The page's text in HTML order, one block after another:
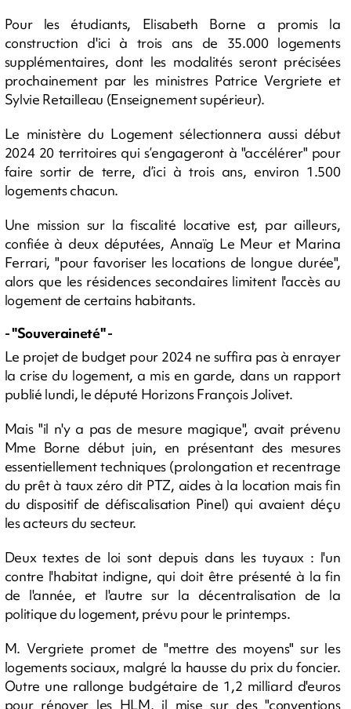
Pour les étudiants, Elisabeth Borne a promis la
construction d'ici à trois ans de 35.000 logements
supplémentaires, dont les modalités seront précisées
prochainement par les ministres Patrice Vergriete et
Sylvie Retailleau (Enseignement supérieur).
Le ministère du Logement sélectionnera aussi début
2024 20 territoires qui s’engageront à "accélérer" pour
faire sortir de terre, d’ici à trois ans, environ 1.500
logements chacun.
Une mission sur la fiscalité locative est, par ailleurs,
confiée à deux députées, Annaïg Le Meur et Marina
Ferrari, "pour favoriser les locations de longue durée",
alors que les résidences secondaires limitent l'accès au
logement de certains habitants.
- "Souveraineté" -
Le projet de budget pour 2024 ne suffira pas à enrayer
la crise du logement, a mis en garde, dans un rapport
publié lundi, le député Horizons François Jolivet.
Mais "il n'y a pas de mesure magique", avait prévenu
Mme Borne début juin, en présentant des mesures
essentiellement techniques (prolongation et recentrage
du prêt à taux zéro dit PTZ, aides à la location mais fin
du dispositif de défiscalisation Pinel) qui avaient déçu
les acteurs du secteur.
Deux textes de loi sont depuis dans les tuyaux : l'un
contre l'habitat indigne, qui doit être présenté à la fin
de l'année, et l'autre sur la décentralisation de la
politique du logement, prévu pour le printemps.
M. Vergriete promet de "mettre des moyens" sur les
logements sociaux, malgré la hausse du prix du foncier.
Outre une rallonge budgétaire de 1,2 milliard d'euros
pour rénover les HLM, il mise sur des "conventions